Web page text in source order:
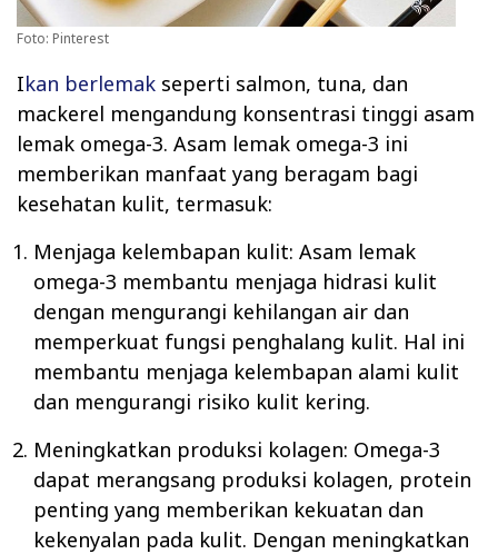
Foto: Pinterest
Ikan berlemak seperti salmon, tuna, dan
mackerel mengandung konsentrasi tinggi asam
lemak omega-3. Asam lemak omega-3 ini
memberikan manfaat yang beragam bagi
kesehatan kulit, termasuk:
Menjaga kelembapan kulit: Asam lemak
omega-3 membantu menjaga hidrasi kulit
dengan mengurangi kehilangan air dan
memperkuat fungsi penghalang kulit. Hal ini
membantu menjaga kelembapan alami kulit
dan mengurangi risiko kulit kering.
Meningkatkan produksi kolagen: Omega-3
dapat merangsang produksi kolagen, protein
penting yang memberikan kekuatan dan
kekenyalan pada kulit. Dengan meningkatkan